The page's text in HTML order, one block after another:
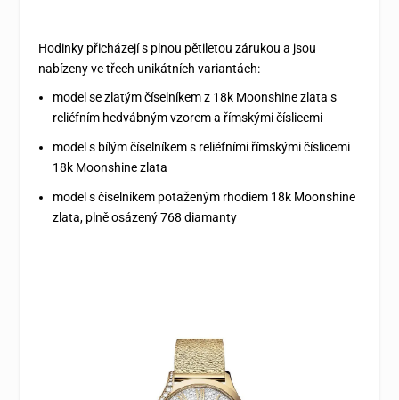
Hodinky přicházejí s plnou pětiletou zárukou a jsou
nabízeny ve třech unikátních variantách:
model se zlatým číselníkem z 18k Moonshine zlata s
reliéfním hedvábným vzorem a římskými číslicemi
model s bílým číselníkem s reliéfními římskými číslicemi
18k Moonshine zlata
model s číselníkem potaženým rhodiem 18k Moonshine
zlata, plně osázený 768 diamanty